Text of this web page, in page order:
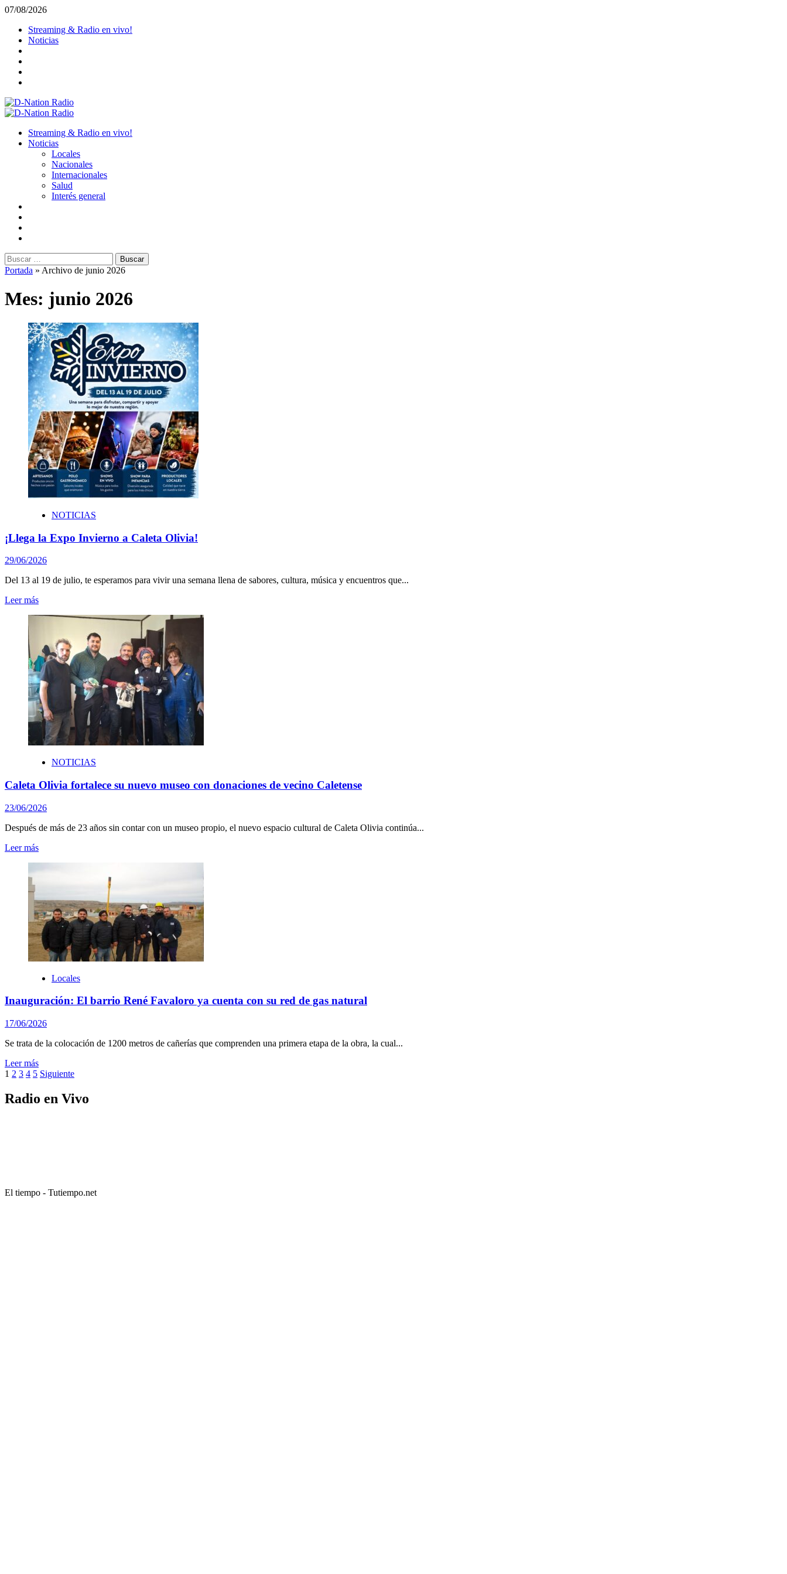
Saltar
contenido
07/08/2026
Streaming & Radio en vivo!
Noticias
Menú
Streaming & Radio en vivo!
Noticias
Locales
Nacionales
Internacionales
Salud
Interés general
Buscar:
Portada » Archivo de junio 2026
Mes: junio 2026
NOTICIAS
¡Llega la Expo Invierno a Caleta Olivia!
29/06/2026
Del 13 al 19 de julio, te esperamos para vivir una semana llena de sabores, cultura, música y encuentros que...
Leer más
NOTICIAS
Caleta Olivia fortalece su nuevo museo con donaciones de vecino Caletense
23/06/2026
Después de más de 23 años sin contar con un museo propio, el nuevo espacio cultural de Caleta Olivia continúa...
Leer más
Locales
Inauguración: El barrio René Favaloro ya cuenta con su red de gas natural
17/06/2026
Se trata de la colocación de 1200 metros de cañerías que comprenden una primera etapa de la obra, la cual...
Leer más
Paginación
de
entradas
1 2 3 4 5 Siguiente
Radio en Vivo
El tiempo - Tutiempo.net